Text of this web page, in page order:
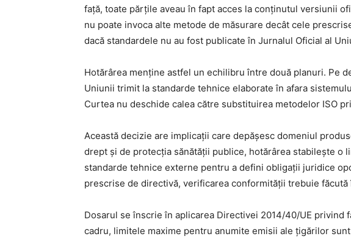
față, toate părțile aveau în fapt acces la conținutul versiunii
nu poate invoca alte metode de măsurare decât cele
dacă standardele nu au fost publicate în Jurnalul Oficial al
Hotărârea menține astfel un echilibru între două planuri. Pe
Uniunii trimit la standarde tehnice elaborate în afara
Curtea nu deschide calea către substituirea metodelor ISO
Această decizie are implicații care depășesc domeniul
drept și de protecția sănătății publice, hotărârea stabilește o
standarde tehnice externe pentru a defini obligații juridice
prescrise de directivă, verificarea conformității trebuie făcută
Dosarul se înscrie în aplicarea Directivei 2014/40/UE
cadru, limitele maxime pentru anumite emisii ale țigărilor